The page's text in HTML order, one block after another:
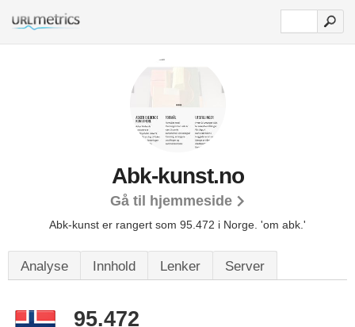
Abk-kunst.no
Gå til hjemmeside
Abk-kunst er rangert som 95.472 i Norge. 'om abk.'
Analyse Innhold Lenker Server
95.472